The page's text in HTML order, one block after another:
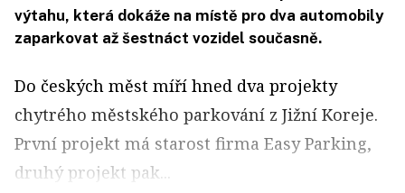
výtahu, která dokáže na místě pro dva automobily
zaparkovat až šestnáct vozidel současně.
Do českých měst míří hned dva projekty
chytrého městského parkování z Jižní Koreje.
První projekt má starost firma Easy Parking,
druhý projekt pak...